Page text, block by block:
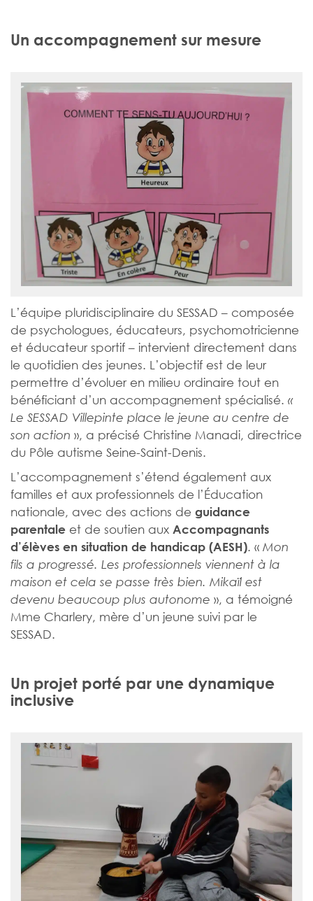
Un accompagnement sur mesure
L’équipe pluridisciplinaire du SESSAD – composée
de psychologues, éducateurs, psychomotricienne
et éducateur sportif – intervient directement dans
le quotidien des jeunes. L’objectif est de leur
permettre d’évoluer en milieu ordinaire tout en
bénéficiant d’un accompagnement spécialisé. «
Le SESSAD Villepinte place le jeune au centre de
son action », a précisé Christine Manadi, directrice
du Pôle autisme Seine-Saint-Denis.
L’accompagnement s’étend également aux
familles et aux professionnels de l’Éducation
nationale, avec des actions de guidance
parentale et de soutien aux Accompagnants
d’élèves en situation de handicap (AESH). « Mon
fils a progressé. Les professionnels viennent à la
maison et cela se passe très bien. Mikaïl est
devenu beaucoup plus autonome », a témoigné
Mme Charlery, mère d’un jeune suivi par le
SESSAD.
Un projet porté par une dynamique
inclusive